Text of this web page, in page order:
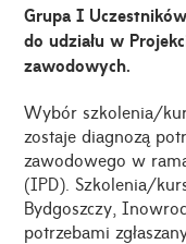
Grupa I
do udziału w
zawodowych.
Wybór szkolenia/
zostaje diagnozą
zawodowego w
(IPD). Szkolenia/
Bydgoszczy,
potrzebami